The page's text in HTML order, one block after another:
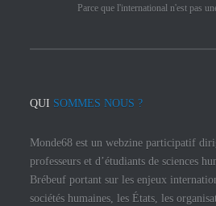
Parce que l'international n'est pas
QUI SOMMES NOUS ?
Monde68 est un webzine participatif
professeurs et d’étudiants de sciences
Brébeuf portant sur les enjeux
sociétés humaines, les États, les